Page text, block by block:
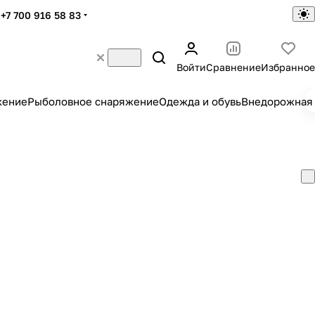
+7 700 916 58 83
ВойтиСравнениеИзбранное
Рыболовное снаряжениеОдежда и обувьВнедорожная